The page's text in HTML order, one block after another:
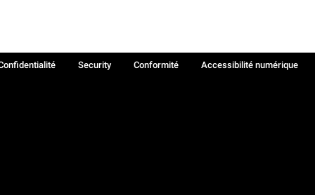
Security Conformité
Accessibilité numérique